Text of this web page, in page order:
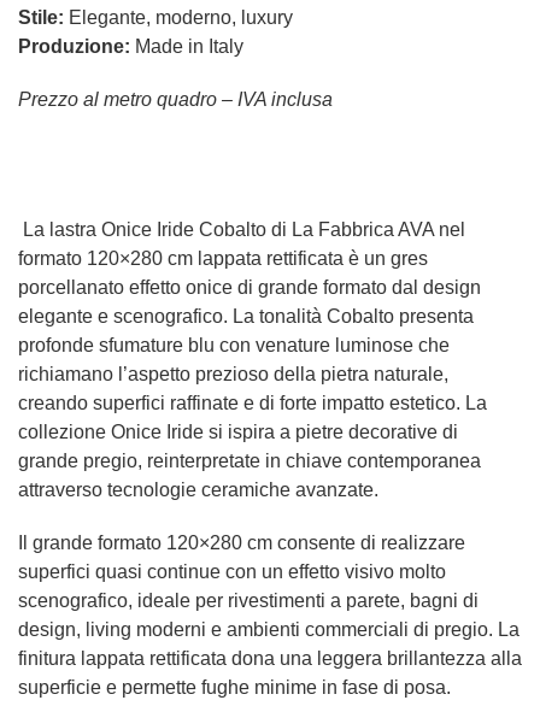
Stile: Elegante, moderno, luxury
Produzione: Made in Italy
Prezzo al metro quadro – IVA inclusa
La lastra Onice Iride Cobalto di La Fabbrica AVA nel
formato 120×280 cm lappata rettificata è un gres
porcellanato effetto onice di grande formato dal design
elegante e scenografico. La tonalità Cobalto presenta
profonde sfumature blu con venature luminose che
richiamano l’aspetto prezioso della pietra naturale,
creando superfici raffinate e di forte impatto estetico. La
collezione Onice Iride si ispira a pietre decorative di
grande pregio, reinterpretate in chiave contemporanea
attraverso tecnologie ceramiche avanzate.
Il grande formato 120×280 cm consente di realizzare
superfici quasi continue con un effetto visivo molto
scenografico, ideale per rivestimenti a parete, bagni di
design, living moderni e ambienti commerciali di pregio. La
finitura lappata rettificata dona una leggera brillantezza alla
superficie e permette fughe minime in fase di posa.